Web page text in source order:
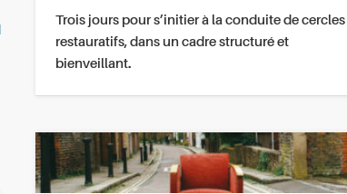
Trois jours pour s’initier à la conduite de cercles
restauratifs, dans un cadre structuré et
bienveillant.